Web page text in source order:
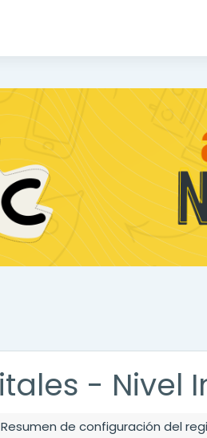
- Nivel
Resumen de configuración del